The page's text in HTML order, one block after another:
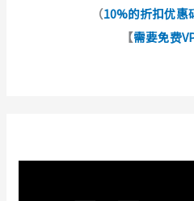
（10%的折扣优惠
【需要免费